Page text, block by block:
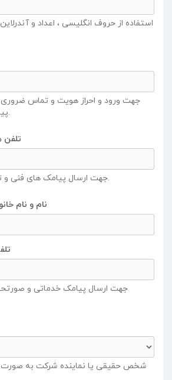
استفاده از حروف انگلیسی ، اعداد و
جهت ورود و احراز هویت و تماس
پیامکی ارسال نمی گردد.
تلفن
* جهت ارسال پیامک های فنی و تیکت لازم می باشد.
نام و نام
* شخص حقیقی یا نماینده شرکت به